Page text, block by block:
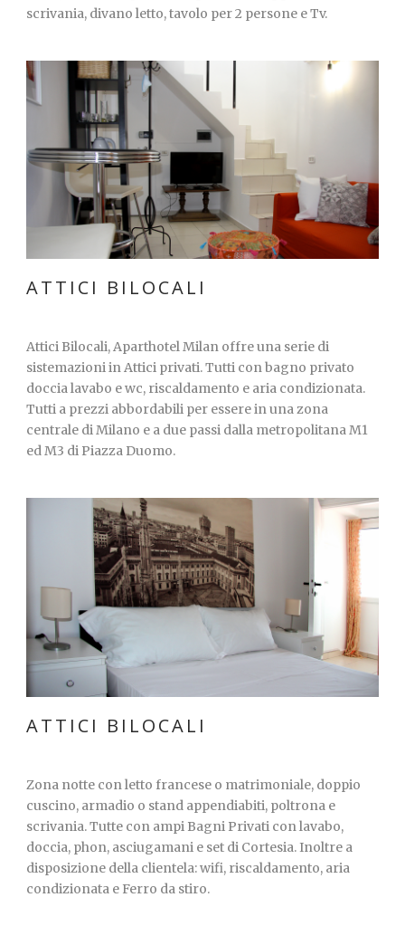
scrivania, divano letto, tavolo per 2 persone e Tv.
ATTICI BILOCALI
Attici Bilocali, Aparthotel Milan offre una serie di
sistemazioni in Attici privati. Tutti con bagno privato
doccia lavabo e wc, riscaldamento e aria condizionata.
Tutti a prezzi abbordabili per essere in una zona
centrale di Milano e a due passi dalla metropolitana M1
ed M3 di Piazza Duomo.
ATTICI BILOCALI
Zona notte con letto francese o matrimoniale, doppio
cuscino, armadio o stand appendiabiti, poltrona e
scrivania. Tutte con ampi Bagni Privati con lavabo,
doccia, phon, asciugamani e set di Cortesia. Inoltre a
disposizione della clientela: wifi, riscaldamento, aria
condizionata e Ferro da stiro.